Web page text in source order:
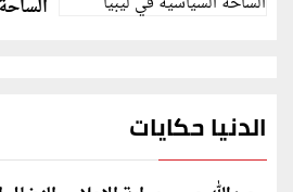
الدنيا حكايات